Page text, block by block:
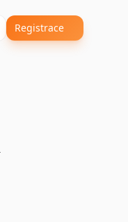
Registrace